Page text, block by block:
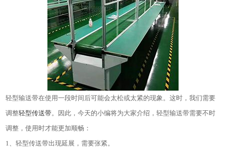
轻型输送带在使用一段时间后可能会太松或太紧的现象。这时，我们需要
调整轻型传送带。因此，今天的小编将为大家介绍，轻型输送带需要不时
调整，使用时才能更加顺畅：
1、轻型传送带出现延展，需要张紧。